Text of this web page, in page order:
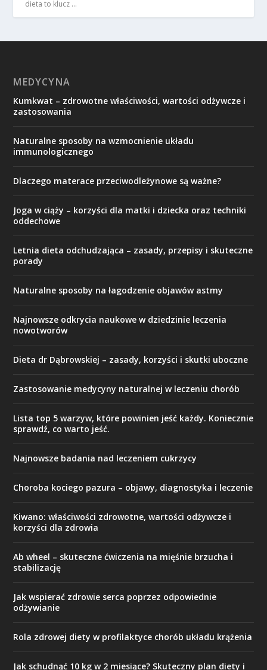
dieta to klucz …
MEDYCYNA
Kumkwat – zdrowotne właściwości, wartości odżywcze i
zastosowania
Naturalne sposoby na wzmocnienie układu
immunologicznego
Dlaczego materace przeciwodleżynowe są ważne?
Joga w ciąży – korzyści dla matki i dziecka oraz techniki
oddechowe
Letnia dieta odchudzająca – zasady, przepisy i skuteczne
porady
Naturalne sposoby na łagodzenie objawów astmy
Najnowsze odkrycia naukowe w dziedzinie leczenia
nowotworów
Dieta dr Dąbrowskiej – zasady, korzyści i skutki uboczne
Zastosowanie medycyny naturalnej w leczeniu chorób
Lista top 5 warzyw, które powinien jeść każdy. Koniecznie
sprawdź, co warto jeść.
Najnowsze badania nad leczeniem cukrzycy
Choroba kociego pazura – objawy, diagnostyka i leczenie
Kiwano: właściwości zdrowotne, wartości odżywcze i
korzyści dla zdrowia
Ab wheel – skuteczne ćwiczenia na mięśnie brzucha i
stabilizację
Jak wspierać zdrowie serca poprzez odpowiednie
odżywianie
Rola zdrowej diety w profilaktyce chorób układu krążenia
Jak schudnąć 10 kg w 2 miesiące? Skuteczny plan diety i